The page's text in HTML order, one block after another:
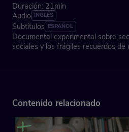
Duración: 21min
Audio INGLÉS
Subtítulos ESPAÑOL
Documental experimental sobre
sociales y los frágiles recuerdos de
doméstico -ralentizado, con un
experimental. De ese modo, va
progresivamente al espectador.
Contenido relacionado